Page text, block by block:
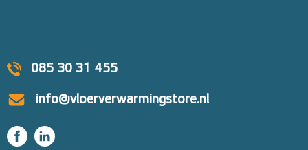
085 30 31 455
info@vloerverwarmingstore.nl